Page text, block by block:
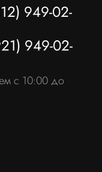
949-02-
949-02-
с 10:00 до